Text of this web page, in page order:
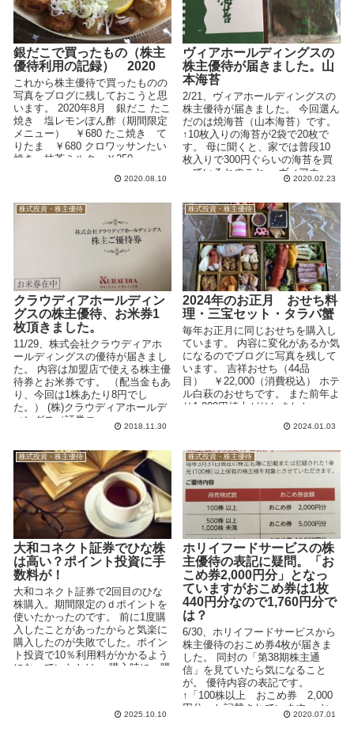
銀だこで買ったもの（株主
優待利用の記録） 2020
これから株主優待で買ったものの
写真をブログに残しておこうと思
います。 2020年8月 銀だこ たこ
焼き 塩レモンぽん酢（期間限定
メニュー） ￥680 たこ焼き て
りたま ￥680 クロワッサンたい
焼き 抹茶ミルク ￥250 ...
2020.08.10
ヴィアホールディングスの
株主優待が届きました。山
本海苔
2/21、ヴィアホールディングスの
株主優待が届きました。 今回選ん
だのは焼海苔（山本海苔）です。
↑10枚入りの海苔が2袋で20枚で
す。 母に聞くと、家では普段10
枚入りで300円ぐらいの海苔を買
っているとのこと。 ヴィアホ...
2020.02.23
株式投資・株主優待
クラウディアホールディン
グスの株主優待、お米券1
枚頂きました。
11/29、株式会社クラウディアホ
ールディングスの優待が届きまし
た。 内容は加盟店で使える株主優
待券とお米券です。 （配当金もあ
り、今回は1株あたり8円でし
た。） (株)クラウディアホールデ
ィングス（証券コ...
2018.11.30
株式投資・株主優待
2024年のお正月 おせち料
理・三宝セット・タラバ蟹
毎年お正月に同じおせちを購入し
ています。 内容に変化があるか気
になるのでブログに写真を残して
います。 吉祥おせち（44品
目） ￥22,000（消費税込） ホテ
ル白萩のおせちです。 また前年よ
り1,000円値上がりしました。 ...
2024.01.03
株式投資・株主優待
大和コネクト証券でひな株
は高い？ポイント投資に手
数料が！
大和コネクト証券で2回目のひな
株購入。期間限定のｄポイントを
使いたかったのです。 前に1度購
入したことがあったからと気楽に
購入したのが失敗でした。ポイン
ト投資で10％利用料がかかるよう
になっていたとは。 購入時に、購
2025.10.10
株式投資・株主優待
ホリイフードサービスの株
主優待の表記に疑問。「お
こめ券2,000円分」となっ
ていますがおこめ券は1枚
440円分なので1,760円分で
は？
6/30、ホリイフードサービスから
株主優待のおこめ券4枚が届きま
した。 同封の「第38期株主通
信」を見ていたら気になること
が。 優待内容の表記です。
↑「100株以上 おこめ券 2,000
円分」と記載されています。 お
2020.07.01